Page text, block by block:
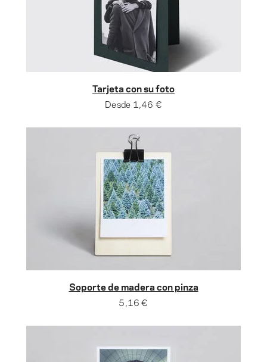
Tarjeta con su foto
Desde 1,46 €
Soporte de madera con pinza
5,16 €